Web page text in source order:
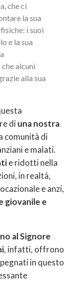
che ci
la sua
i suoi
e la sua
alcuni
alla sua
diuna nostra
comunità di
e malati.
e ridotti nella
in realtà,
e anzi,
giovanile e
al Signore
, infatti, offrono
in questo